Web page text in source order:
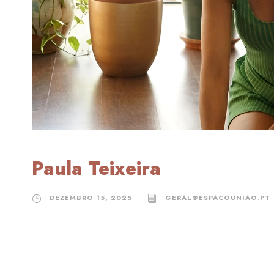
Paula Teixeira
DEZEMBRO 15, 2025 GERAL@ESPACOUNIAO.PT